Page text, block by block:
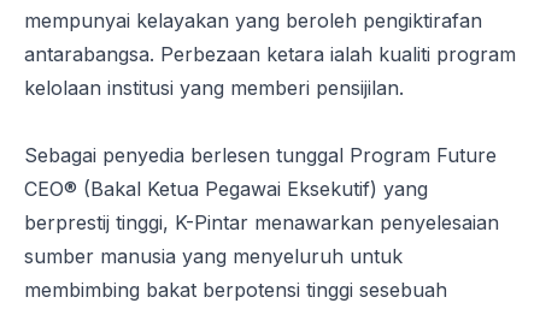
mempunyai kelayakan yang beroleh pengiktirafan
antarabangsa. Perbezaan ketara ialah kualiti program
kelolaan institusi yang memberi pensijilan.
Sebagai penyedia berlesen tunggal Program Future
CEO® (Bakal Ketua Pegawai Eksekutif) yang
berprestij tinggi, K-Pintar menawarkan penyelesaian
sumber manusia yang menyeluruh untuk
membimbing bakat berpotensi tinggi sesebuah